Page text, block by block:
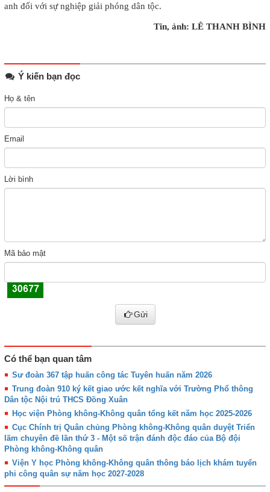
anh đối với sự nghiệp giải phóng dân tộc.
Tin, ảnh: LÊ THANH BÌNH
Ý kiến bạn đọc
Họ & tên
Email
Lời bình
Mã bảo mật
Gửi
Có thể bạn quan tâm
Sư đoàn 367 tập huấn công tác Tuyên huấn năm 2026
Trung đoàn 910 ký kết giao ước kết nghĩa với Trường Phổ thông
Dân tộc Nội trú THCS Đồng Xuân
Học viện Phòng không-Không quân tổng kết năm học 2025-2026
Cục Chính trị Quân chủng Phòng không-Không quân duyệt Triển
lãm chuyên đề lần thứ 3 - Một số trận đánh độc đáo của Bộ đội
Phòng không-Không quân
Viện Y học Phòng không-Không quân thông báo lịch khám tuyển
phi công quân sự năm học 2027-2028